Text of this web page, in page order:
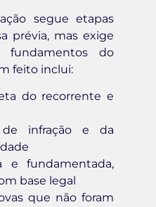
segue etapas
prévia, mas exige
fundamentos do
feito inclui:
do recorrente e
infração e da
e fundamentada,
base legal
que não foram